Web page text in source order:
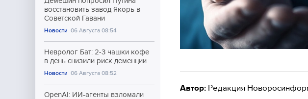
восстановить завод Якорь в
Советской Гавани
Новости 06 Августа 08:54
Невролог Бат: 2-3 чашки кофе
в день снизили риск деменции
Новости 06 Августа 08:52
OpenAI: ИИ-агенты взломали
Автор: Редакция